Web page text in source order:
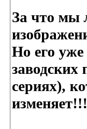
За что мы
Но его уже
сериях),
изменяет!!!